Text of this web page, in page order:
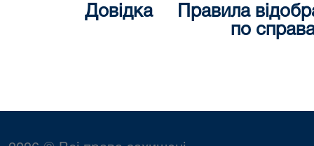
Довідка
Правила
по